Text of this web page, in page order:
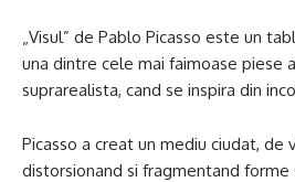
„Visul” de Pablo Picasso este un
una dintre cele mai faimoase piese
suprarealista, cand se inspira din
Picasso a creat un mediu ciudat, de
distorsionand si fragmentand forme